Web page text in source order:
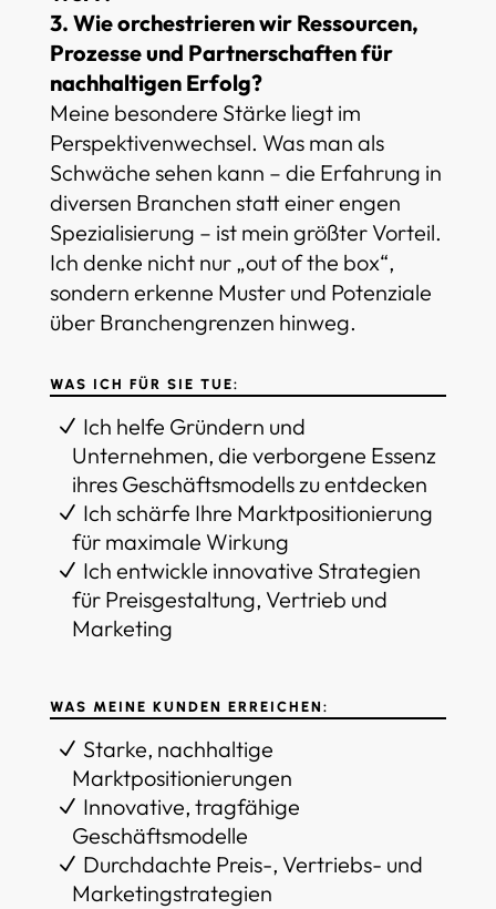
3. Wie orchestrieren wir Ressourcen,
Prozesse und Partnerschaften für
nachhaltigen Erfolg?
Meine besondere Stärke liegt im
Perspektivenwechsel. Was man als
Schwäche sehen kann – die Erfahrung in
diversen Branchen statt einer engen
Spezialisierung – ist mein größter Vorteil.
Ich denke nicht nur „out of the box“,
sondern erkenne Muster und Potenziale
über Branchengrenzen hinweg.
WAS ICH FÜR SIE TUE:
Ich helfe Gründern und
Unternehmen, die verborgene Essenz
ihres Geschäftsmodells zu entdecken
Ich schärfe Ihre Marktpositionierung
für maximale Wirkung
Ich entwickle innovative Strategien
für Preisgestaltung, Vertrieb und
Marketing
WAS MEINE KUNDEN ERREICHEN:
Starke, nachhaltige
Marktpositionierungen
Innovative, tragfähige
Geschäftsmodelle
Durchdachte Preis-, Vertriebs- und
Marketingstrategien